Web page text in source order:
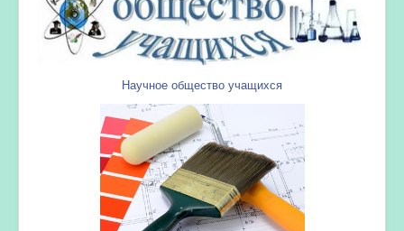
Научное общество учащихся